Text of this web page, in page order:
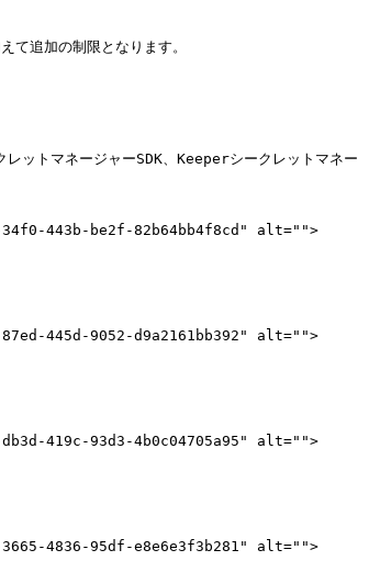
て追加の制限となります。
ットマネージャーSDK、Keeperシークレットマネー
34f0-443b-be2f-82b64bb4f8cd" alt="">
87ed-445d-9052-d9a2161bb392" alt="">
db3d-419c-93d3-4b0c04705a95" alt="">
3665-4836-95df-e8e6e3f3b281" alt="">